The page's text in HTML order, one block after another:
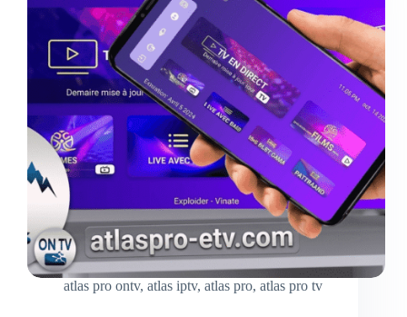
Incontournable
en
France
en
2026
atlas pro ontv, atlas iptv, atlas pro, atlas pro tv